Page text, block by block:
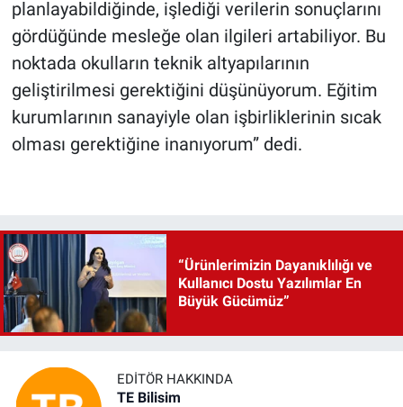
planlayabildiğinde, işlediği verilerin sonuçlarını
gördüğünde mesleğe olan ilgileri artabiliyor. Bu
noktada okulların teknik altyapılarının
geliştirilmesi gerektiğini düşünüyorum. Eğitim
kurumlarının sanayiyle olan işbirliklerinin sıcak
olması gerektiğine inanıyorum” dedi.
“Ürünlerimizin Dayanıklılığı ve
Kullanıcı Dostu Yazılımlar En
Büyük Gücümüz”
EDITÖR HAKKINDA
TE Bilisim